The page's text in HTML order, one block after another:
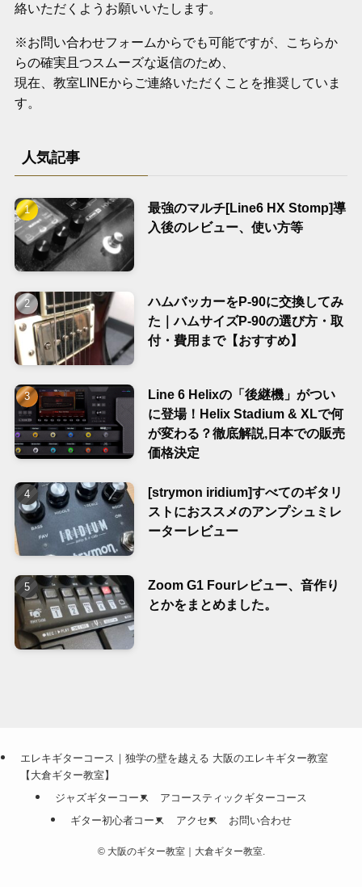
絡いただくようお願いいたします。
※お問い合わせフォームからでも可能ですが、こちらか
らの確実且つスムーズな返信のため、
現在、教室LINEからご連絡いただくことを推奨していま
す。
人気記事
最強のマルチ[Line6 HX Stomp]導
入後のレビュー、使い方等
ハムバッカーをP-90に交換してみ
た｜ハムサイズP-90の選び方・取
付・費用まで【おすすめ】
Line 6 Helixの「後継機」がつい
に登場！Helix Stadium & XLで何
が変わる？徹底解説,日本での販売
価格決定
[strymon iridium]すべてのギタリ
ストにおススメのアンプシュミレ
ーターレビュー
Zoom G1 Fourレビュー、音作り
とかをまとめました。
エレキギターコース｜独学の壁を越える 大阪のエレキギター教室
【大倉ギター教室】
ジャズギターコース
アコースティックギターコース
ギター初心者コース
アクセス お問い合わせ
©大阪のギター教室｜大倉ギター教室.